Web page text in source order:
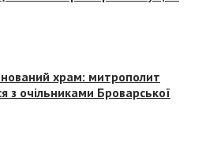
храм: митрополит
з очільниками Броварської